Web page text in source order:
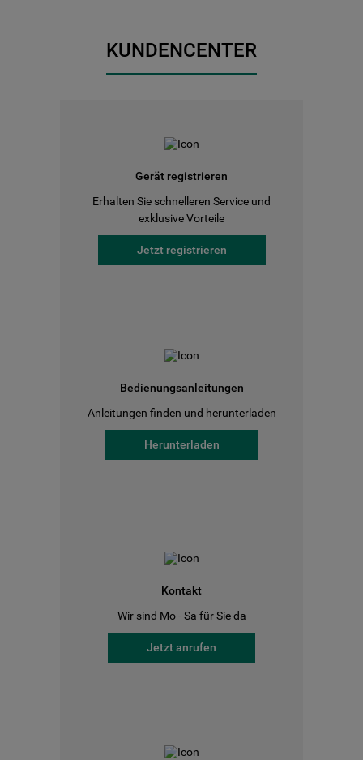
KUNDENCENTER
Gerät registrieren
Erhalten Sie schnelleren Service und
exklusive Vorteile
Jetzt registrieren
Bedienungsanleitungen
Anleitungen finden und herunterladen
Herunterladen
Kontakt
Wir sind Mo - Sa für Sie da
Jetzt anrufen